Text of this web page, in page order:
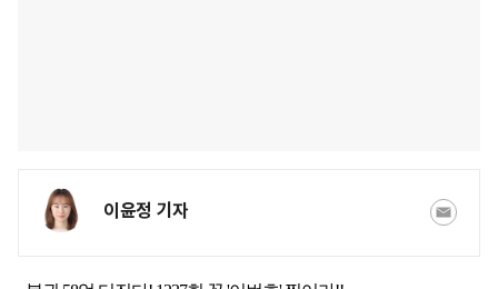
이윤정 기자